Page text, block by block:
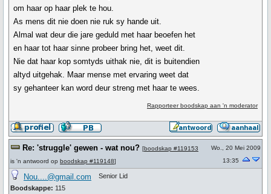
om haar op haar plek te hou.
As mens dit nie doen nie ruk sy hande uit.
Almal wat deur die jare geduld met haar beoefen het
en haar tot haar sinne probeer bring het, weet dit.
Nie dat haar kop somtyds uithak nie, dit is buitendien
altyd uitgehak. Maar mense met ervaring weet dat
sy gehanteer kan word deur streng met haar te wees.
Rapporteer boodskap aan 'n moderator
Re: 'struggle' gewen - wat nou? [boodskap #119153
is 'n antwoord op boodskap #119148]
Wo., 20 Mei 2009
13:35
Nou....@gmail.com
Boodskappe: 115
Senior Lid